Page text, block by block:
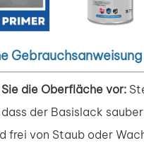
Gebrauchsanweisung
Sie die Oberfläche vor:
der Basislack
frei von Staub oder